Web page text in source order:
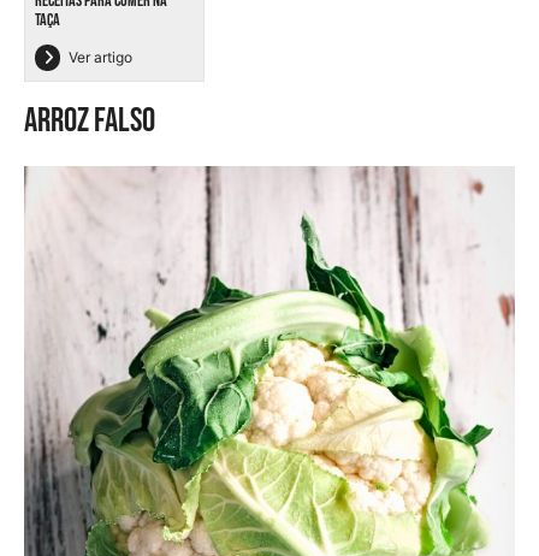
TAÇA
Ver artigo
Arroz falso